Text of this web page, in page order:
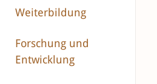
Weiterbildung
Forschung und
Entwicklung